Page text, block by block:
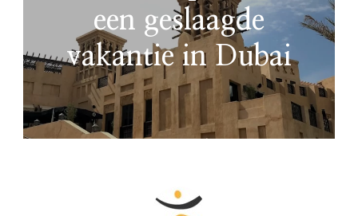
een geslaagde
vakantie in Dubai